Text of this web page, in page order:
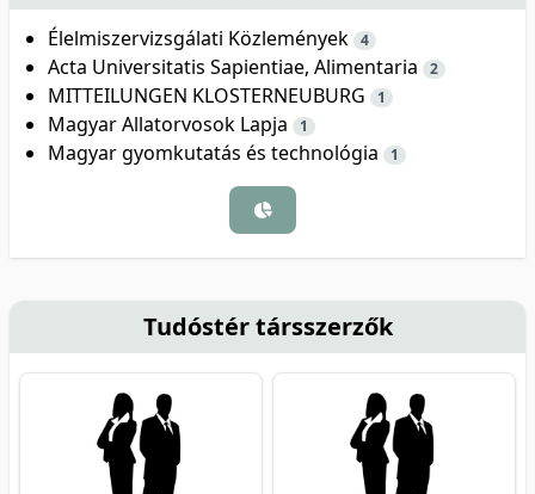
Élelmiszervizsgálati Közlemények 4
Acta Universitatis Sapientiae, Alimentaria 2
MITTEILUNGEN KLOSTERNEUBURG 1
Magyar Allatorvosok Lapja 1
Magyar gyomkutatás és technológia 1
Tudóstér társszerzők